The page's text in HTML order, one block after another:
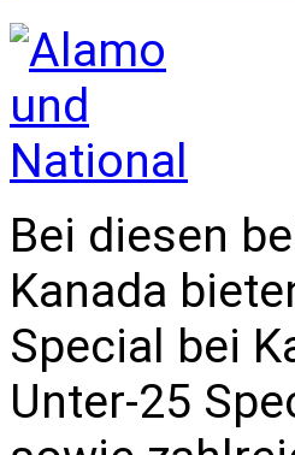
Bei diesen
Kanada
Special bei
Unter-25